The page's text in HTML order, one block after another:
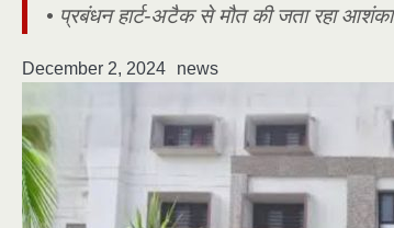
• प्रबंधन हार्ट-अटैक से मौत की जता रहा आशंका
December 2, 2024 news